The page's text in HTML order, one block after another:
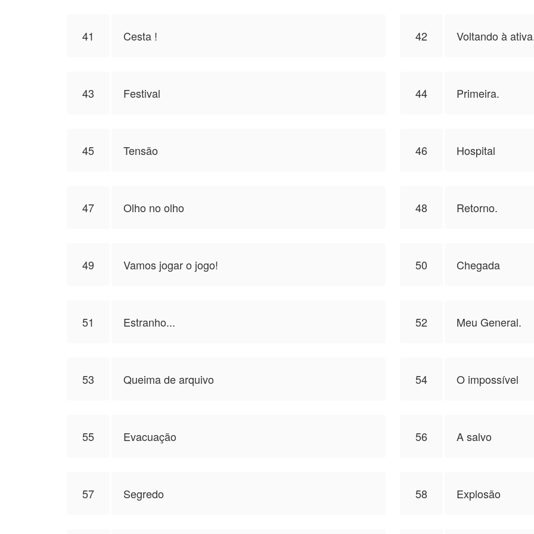
41 Cesta ! 42 Voltando à
43 Festival 44 Primeira.
45 Tensão 46 Hospital
47 Olho no olho 48 Retorno.
49 Vamos jogar o jogo! 50 Chegada
51 Estranho... 52 Meu General.
53 Queima de arquivo 54 O impossível
55 Evacuação 56 A salvo
57 Segredo 58 Explosão